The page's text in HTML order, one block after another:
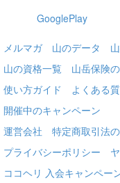
GooglePlay
メルマガ 山のデータ
山の資格一覧
山岳保険
使い方ガイド
よくある
開催中のキャンペーン
運営会社
特定商取引法
プライバシーポリシー
ココヘリ 入会キャンペー